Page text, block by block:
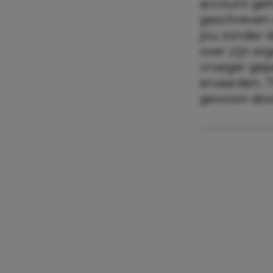
account
jou
over zijn
vroeger
ervaarden.
gewoon